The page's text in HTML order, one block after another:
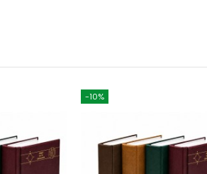
-10%